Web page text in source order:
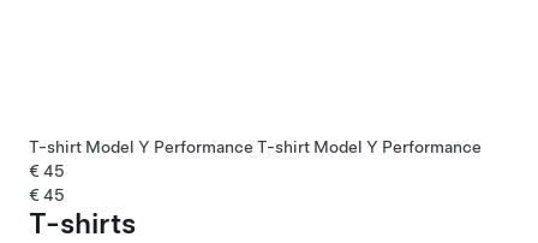
T-shirt Model Y Performance T-shirt Model Y Performance
€ 45
€ 45
T-shirts